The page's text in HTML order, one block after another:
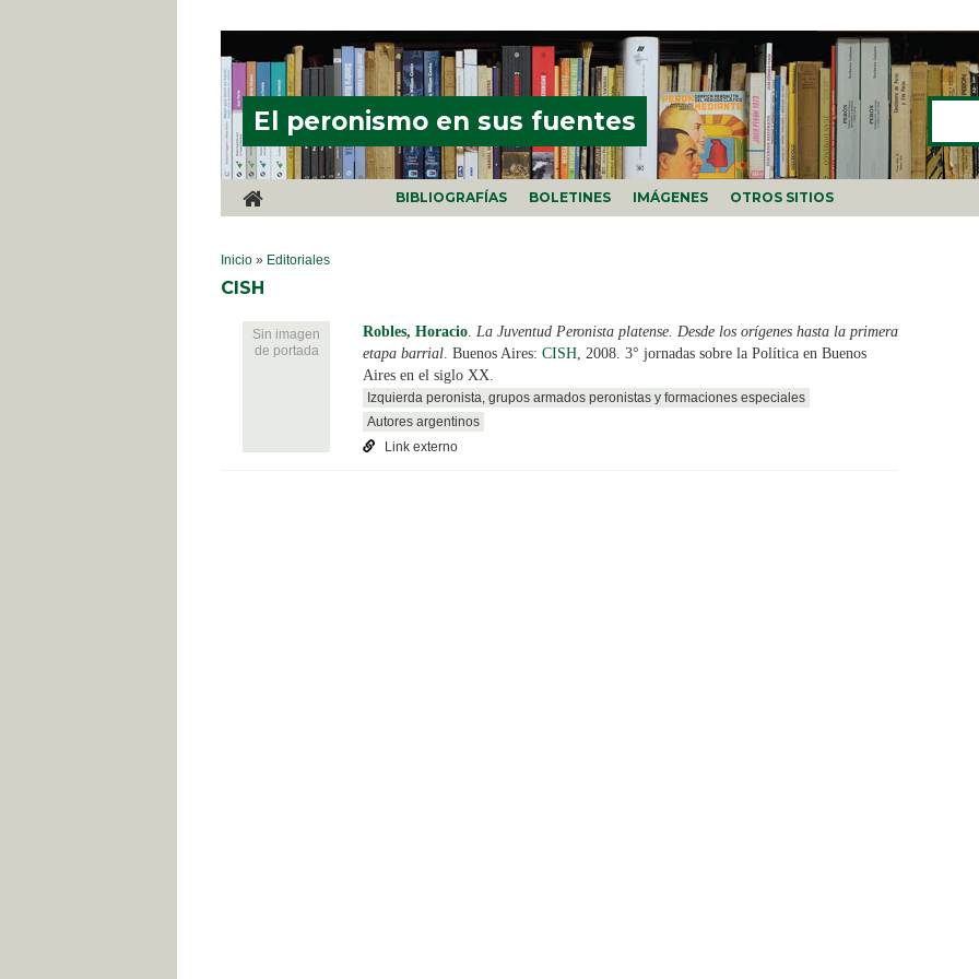
El peronismo en sus fuentes
Buscar
BIBLIOGRAFÍAS BOLETINES IMÁGENES OTROS SITIOS
SE ENCUENTRA USTED AQUÍ
Inicio » Editoriales
CISH
Sin imagen
de portada
Robles, Horacio. La Juventud Peronista platense. Desde los orígenes hasta la primera
etapa barrial. Buenos Aires: CISH, 2008. 3° jornadas sobre la Política en Buenos
Aires en el siglo XX.
Izquierda peronista, grupos armados peronistas y formaciones especiales
Autores argentinos
Link externo